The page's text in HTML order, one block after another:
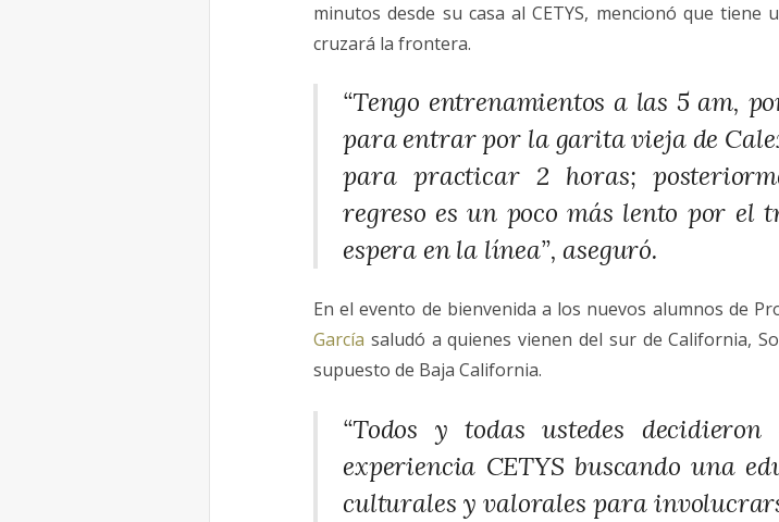
minutos desde su casa al CETYS, mencionó que
cruzará la frontera.
“Tengo entrenamientos a las 5 am,
para entrar por la garita vieja de
para practicar 2 horas;
regreso es un poco más lento por el
espera en la línea”, aseguró.
En el evento de bienvenida a los nuevos alumnos de
García saludó a quienes vienen del sur de California,
supuesto de Baja California.
“Todos y todas ustedes
experiencia CETYS buscando una
culturales y valorales para